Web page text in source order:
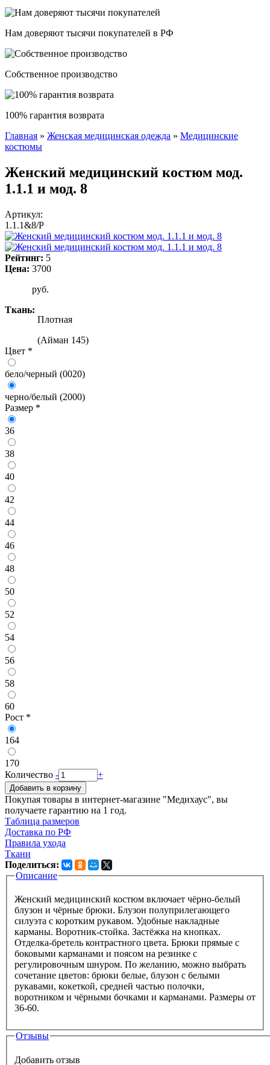
Нам доверяют тысячи покупателей в РФ
Собственное производство
100% гарантия возврата
Вы здесь
Главная » Женская медицинская одежда » Медицинские
костюмы
Женский медицинский костюм мод.
1.1.1 и мод. 8
Артикул:
1.1.1&8/P
Рейтинг: 5
Цена: 3700
руб.
Ткань:
Плотная
(Айман 145)
Цвет *
бело/черный (0020)
черно/белый (2000)
Размер *
36
38
40
42
44
46
48
50
52
54
56
58
60
Рост *
164
170
Количество - +
Добавить в корзину
Покупая товары в интернет-магазине "Медихаус", вы
получаете гарантию на 1 год.
Таблица размеров
Доставка по РФ
Правила ухода
Ткани
Поделиться:
Описание
Женский медицинский костюм включает чёрно-белый
блузон и чёрные брюки. Блузон полуприлегающего
силуэта с коротким рукавом. Удобные накладные
карманы. Воротник-стойка. Застёжка на кнопках.
Отделка-бретель контрастного цвета. Брюки прямые с
боковыми карманами и поясом на резинке с
регулировочным шнуром. По желанию, можно выбрать
сочетание цветов: брюки белые, блузон с белыми
рукавами, кокеткой, средней частью полочки,
воротником и чёрными бочками и карманами. Размеры от
36-60.
Отзывы
Добавить отзыв